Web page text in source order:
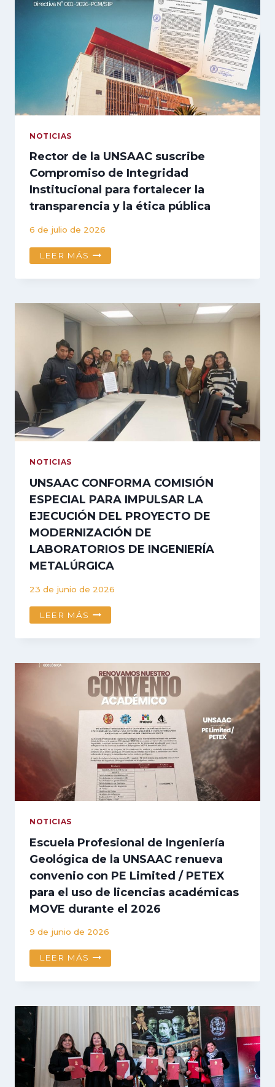
UN
DE
ADMISIÓN
TRANSPARENTE
Y
MERITOCRÁTICO
NOTICIAS
Rector de la UNSAAC suscribe
Compromiso de Integridad
Institucional para fortalecer la
transparencia y la ética pública
6 de julio de 2026
LEER MÁS RECTOR
LA
SUSCRIBE
COMPROMISO
INTEGRIDAD
INSTITUCIONAL
PARA
FORTALECER
LA
TRANSPARENCIA
LA
NOTICIAS
UNSAAC CONFORMA COMISIÓN
ESPECIAL PARA IMPULSAR LA
EJECUCIÓN DEL PROYECTO DE
MODERNIZACIÓN DE
LABORATORIOS DE INGENIERÍA
METALÚRGICA
23 de junio de 2026
LEER MÁS UNSAAC
COMISIÓN
PARA
IMPULSAR
LA
EJECUCIÓN
DEL
PROYECTO
DE
MODERNIZACIÓN
DE
LABORATORIOS
DE
NOTICIAS
Escuela Profesional de Ingeniería
Geológica de la UNSAAC renueva
convenio con PE Limited / PETEX
para el uso de licencias académicas
MOVE durante el 2026
9 de junio de 2026
LEER MÁS ESCUELA
PROFESIONAL
DE
GEOLÓGICA
LA
UNSAAC
RENUEVA
CONVENIO